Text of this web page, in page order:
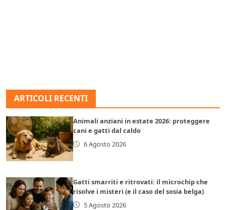
ARTICOLI RECENTI
Animali anziani in estate 2026: proteggere
cani e gatti dal caldo
6 Agosto 2026
Gatti smarriti e ritrovati: il microchip che
risolve i misteri (e il caso del sosia belga)
5 Agosto 2026